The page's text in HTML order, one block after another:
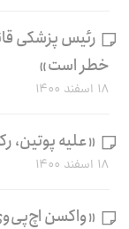
رئیس پزشکی
خطر است»
۱۸ اسفند ۱۴۰۰
«علیه پوتین،
۱۸ اسفند ۱۴۰۰
«واکسن